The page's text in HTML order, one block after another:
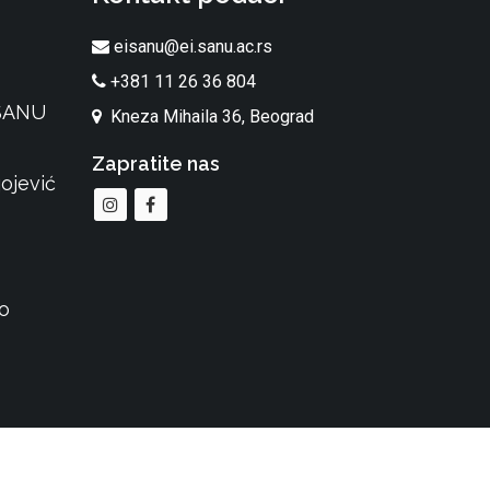
eisanu@ei.sanu.ac.rs
+381 11 26 36 804
Kneza Mihaila 36, Beograd
Zapratite nas